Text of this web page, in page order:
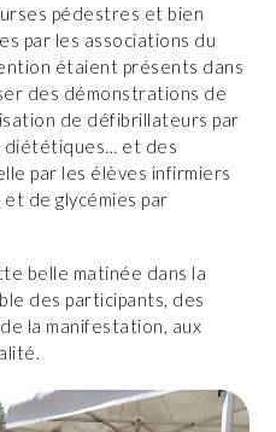
pédestres et bien
par les associations du
étaient présents dans
des démonstrations de
de défibrillateurs par
diététiques… et des
par les élèves infirmiers
et de glycémies par
belle matinée dans la
des participants, des
la manifestation, aux